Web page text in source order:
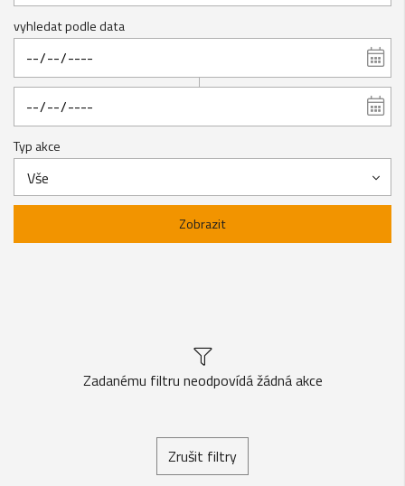
vyhledat podle data
Typ akce
Vše
Zobrazit
Zadanému filtru neodpovídá žádná akce
Zrušit filtry